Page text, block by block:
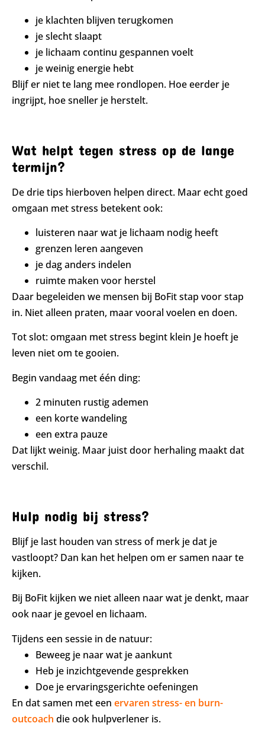
je klachten blijven terugkomen
je slecht slaapt
je lichaam continu gespannen voelt
je weinig energie hebt
Blijf er niet te lang mee rondlopen. Hoe eerder je
ingrijpt, hoe sneller je herstelt.
Wat helpt tegen stress op de lange
termijn?
De drie tips hierboven helpen direct. Maar echt goed
omgaan met stress betekent ook:
luisteren naar wat je lichaam nodig heeft
grenzen leren aangeven
je dag anders indelen
ruimte maken voor herstel
Daar begeleiden we mensen bij BoFit stap voor stap
in. Niet alleen praten, maar vooral voelen en doen.
Tot slot: omgaan met stress begint klein Je hoeft je
leven niet om te gooien.
Begin vandaag met één ding:
2 minuten rustig ademen
een korte wandeling
een extra pauze
Dat lijkt weinig. Maar juist door herhaling maakt dat
verschil.
Hulp nodig bij stress?
Blijf je last houden van stress of merk je dat je
vastloopt? Dan kan het helpen om er samen naar te
kijken.
Bij BoFit kijken we niet alleen naar wat je denkt, maar
ook naar je gevoel en lichaam.
Tijdens een sessie in de natuur:
Beweeg je naar wat je aankunt
Heb je inzichtgevende gesprekken
Doe je ervaringsgerichte oefeningen
En dat samen met een ervaren stress- en burn-
outcoach die ook hulpverlener is.